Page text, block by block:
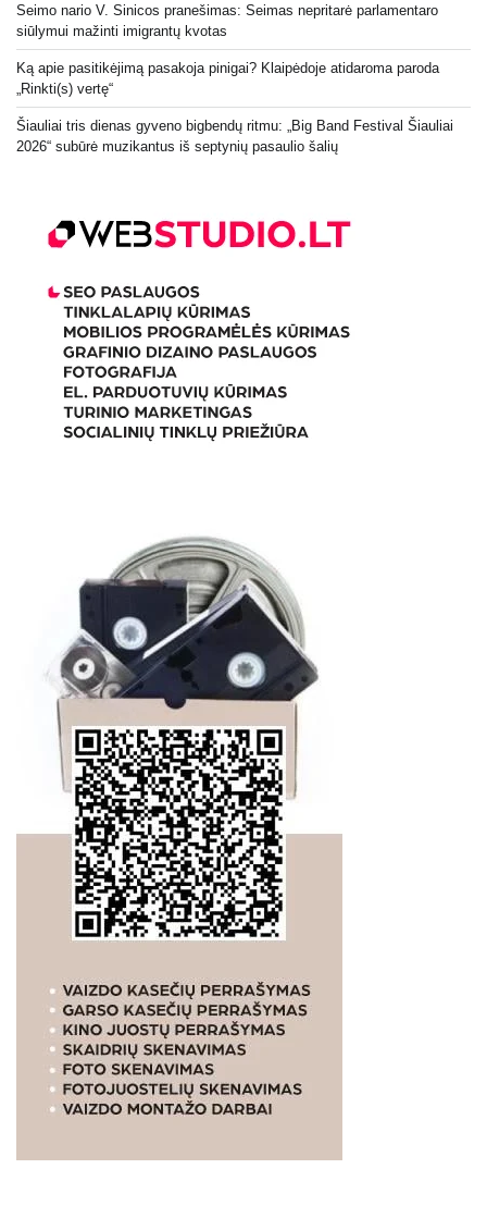
Seimo nario V. Sinicos pranešimas: Seimas nepritarė parlamentaro
siūlymui mažinti imigrantų kvotas
Ką apie pasitikėjimą pasakoja pinigai? Klaipėdoje atidaroma paroda
„Rinkti(s) vertę“
Šiauliai tris dienas gyveno bigbendų ritmu: „Big Band Festival Šiauliai
2026“ subūrė muzikantus iš septynių pasaulio šalių